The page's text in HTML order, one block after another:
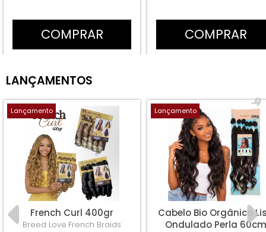
COMPRAR COMPRAR
LANÇAMENTOS
Lançamento
French Curl 400gr
Breed Love French Braids
Lançamento
Cabelo Bio Orgânico
Ondulado Perla 60cm